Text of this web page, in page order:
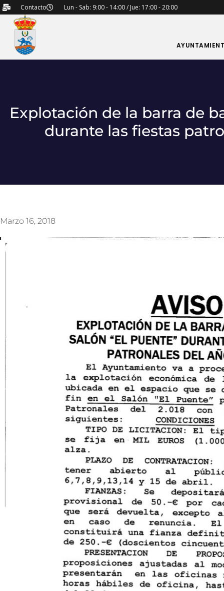
Contacto
Lun - Sab: 9:00 - 14:00 / Jue: 17:00 - 20:00
Explotación de la barra de
durante las fiestas
Marzo 16, 2018